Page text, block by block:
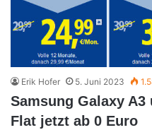
Erik Hofer 5. Juni 2023
Samsung Galaxy
Flat jetzt ab 0 Euro